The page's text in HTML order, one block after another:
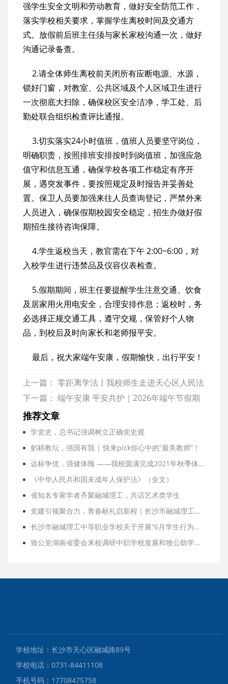
强学生安全文明和劳动教育，做好安全防范工作，
落实学校相关要求，掌握学生离校时间及交通方
式。放假前后班主任须与家长家校沟通一次，做好
沟通记录备查。
2.请全体师生离校前关闭所有应断电源、水源，
锁好门窗，对教室、公共区域及个人区域卫生进行
一次彻底大扫除，确保校区安全洁净，学工处、后
勤处联合组织检查评比通报。
3.切实落实24小时值班，值班人员要坚守岗位，
明确职责，按照排班安排按时到岗值班，加强应急
值守和信息互通，确保学校各项工作稳定有序开
展，遇突发事件，要按照规定及时报告并妥善处
置。保卫人员要加强来往人员查询登记，严禁外来
人员进入，确保假期校园安全稳定，招生办做好假
期招生接待咨询保障。
4.学生返校当天，教官需在下午 2:00~6:00，对
入校学生进行违禁品及仪容仪表检查。
5.假期期间，班主任要提醒学生注意交通、饮食
及居家用火用电安全，合理安排作息；返校时，务
必选择正规交通工具，遵守交规，保管好个人物
品，到校后及时向家长和老师报平安。
最后，祝大家端午安康，假期愉快，出行平安！
上一篇： 零距离学法丨我校师生走进天心区人民法
院观摩庭审
下一篇： 端午安康 平安共护｜2026年端午节假期
安全教育致家长的一封信
推荐文章
学党史，总书记强调树立正确党史观
躬耕教坛，强国有我 | 快来pick你心中的”最美教师”！
达标争优，强健体魄 ——我校圆满完成2021年秋季体质健康测试
《中华人民共和国未成年人保护法》（全文）
省知名专家学者齐聚融城理工，共话艺术类学生
党建引领聚合力，青春献礼启新程｜长沙市融城理工中等职业学校2025年迎新暨庆国庆文艺晚会圆满收官
长沙市融城理工中等职业学校关于开展“6月学生行为规范整顿月”致家长的一封信
致公党湖南省委会来校调研中职学校发展和致公助学工作
学校地址：长沙市天心区融城路89号
学校电话：0731-84411108
手机号码：17708475758